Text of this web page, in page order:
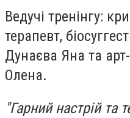
Ведучі тренінгу:
терапевт,
Дунаєва Яна та
Олена.
"Гарний настрій та